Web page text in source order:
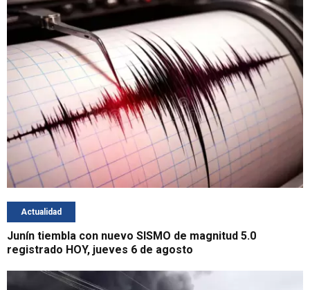
Actualidad
Junín tiembla con nuevo SISMO de magnitud 5.0
registrado HOY, jueves 6 de agosto